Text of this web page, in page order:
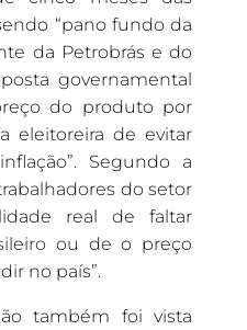
“pano fundo da
da Petrobrás e do
governamental
do produto por
eleitoreira de evitar
Segundo a
do setor
real de faltar
ou de o preço
no país”.
também foi vista